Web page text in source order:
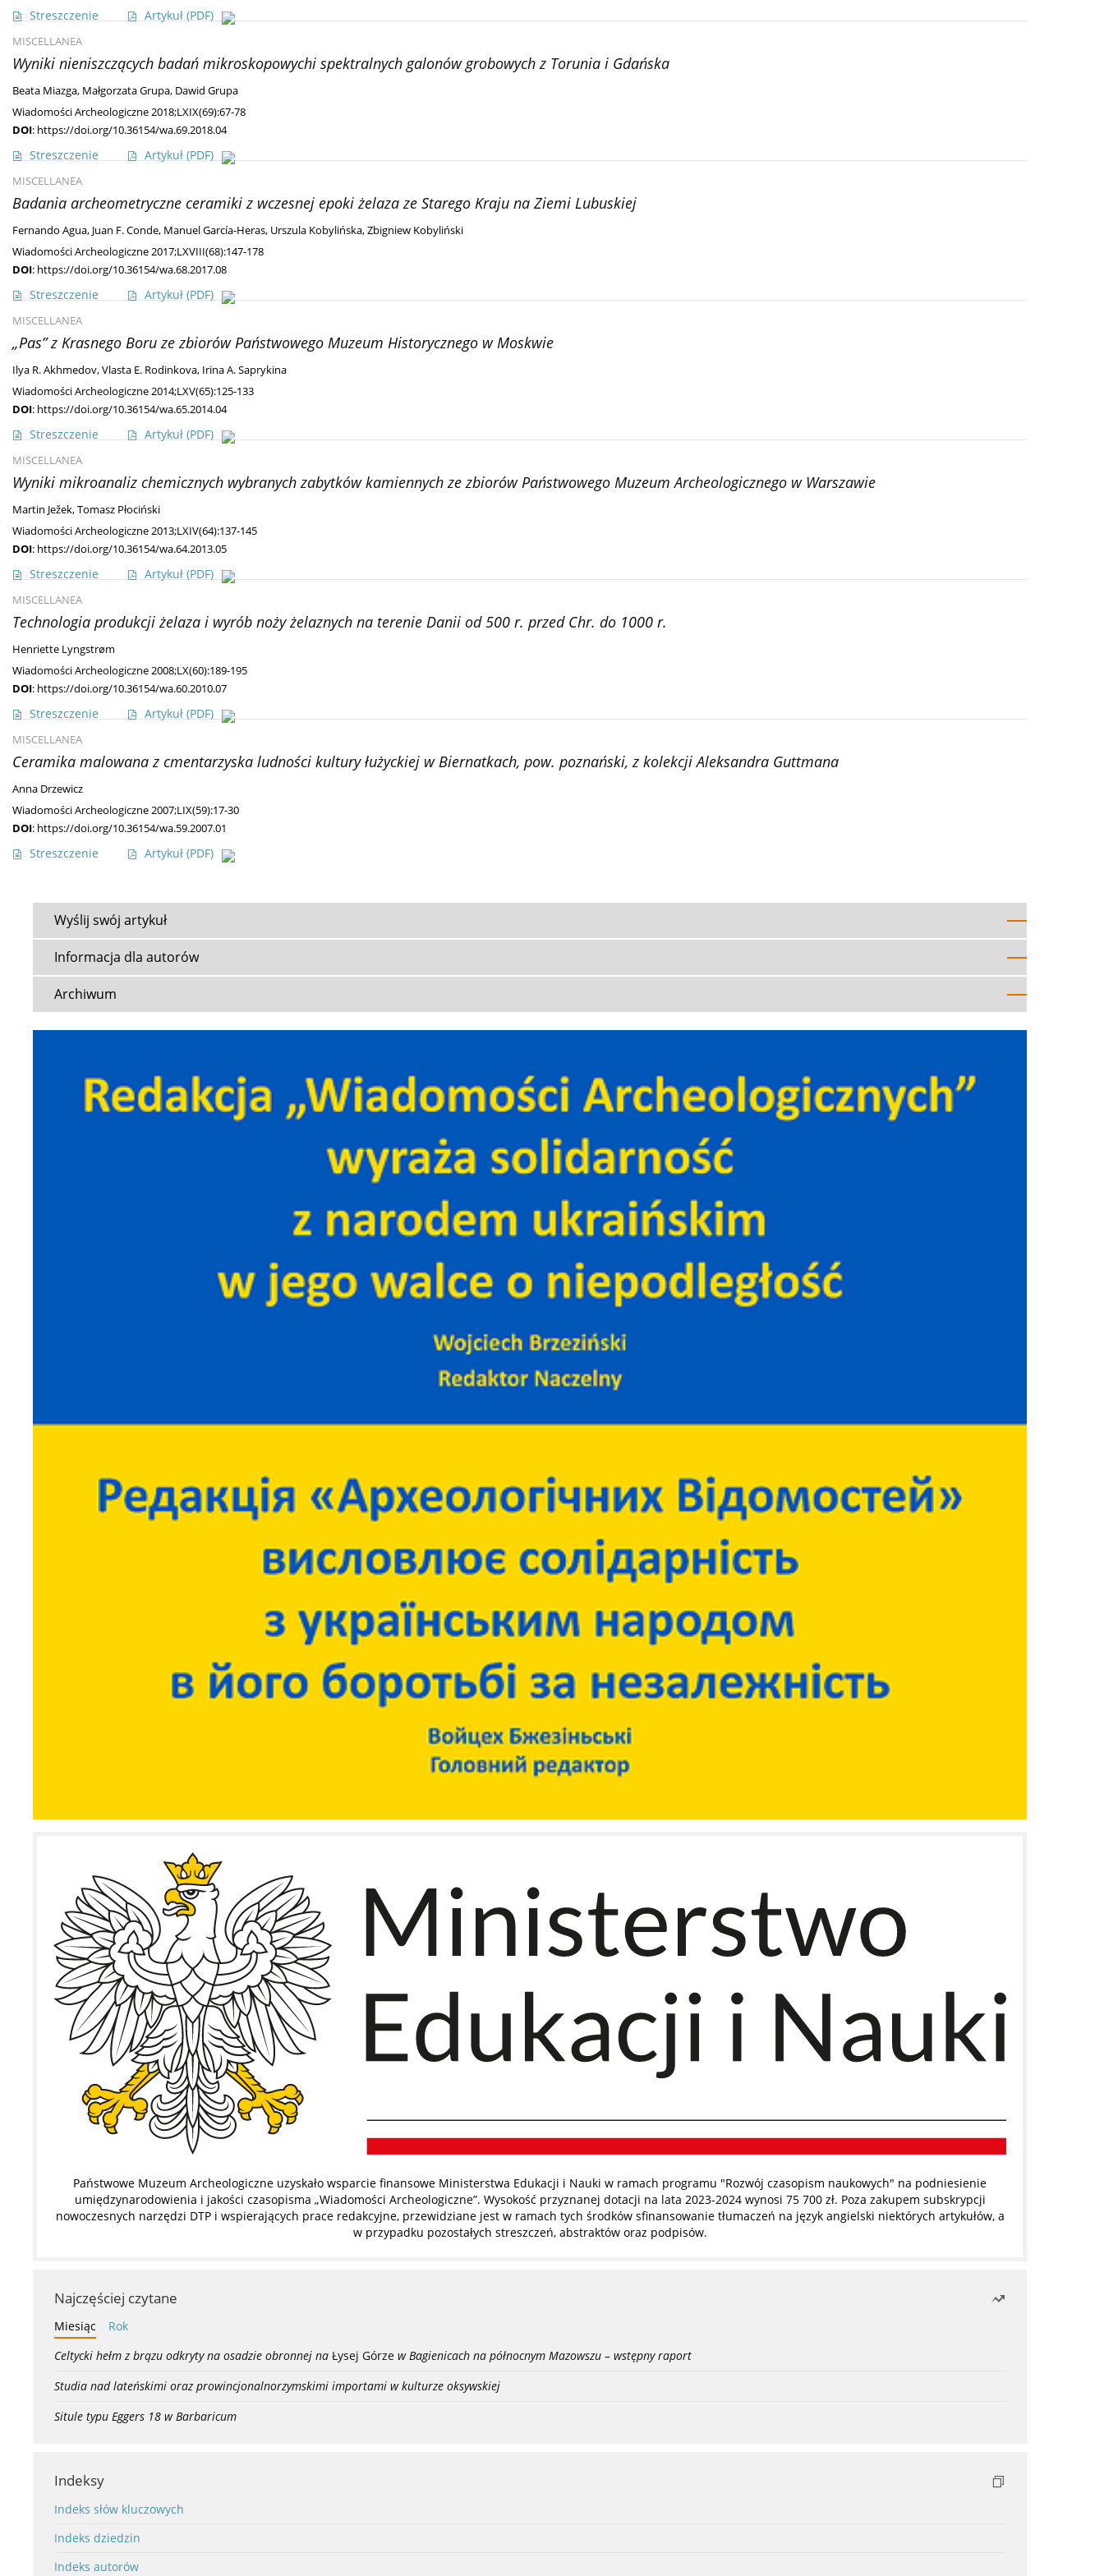
Streszczenie Artykuł (PDF)
MISCELLANEA
Wyniki nieniszczących badań mikroskopowychi spektralnych galonów grobowych z Torunia i Gdańska
Beata Miazga, Małgorzata Grupa, Dawid Grupa
Wiadomości Archeologiczne 2018;LXIX(69):67-78
DOI: https://doi.org/10.36154/wa.69.2018.04
Streszczenie Artykuł (PDF)
MISCELLANEA
Badania archeometryczne ceramiki z wczesnej epoki żelaza ze Starego Kraju na Ziemi Lubuskiej
Fernando Agua, Juan F. Conde, Manuel García-Heras, Urszula Kobylińska,Zbigniew Kobyliński
Wiadomości Archeologiczne 2017;LXVIII(68):147-178
DOI: https://doi.org/10.36154/wa.68.2017.08
Streszczenie Artykuł (PDF)
MISCELLANEA
„Pas” z Krasnego Boru ze zbiorów Państwowego Muzeum Historycznego w Moskwie
Ilya R. Akhmedov,Vlasta E. Rodinkova, Irina A. Saprykina
Wiadomości Archeologiczne 2014;LXV(65):125-133
DOI: https://doi.org/10.36154/wa.65.2014.04
Streszczenie Artykuł (PDF)
MISCELLANEA
Wyniki mikroanaliz chemicznych wybranych zabytków kamiennych ze zbiorów Państwowego Muzeum Archeologicznego w Warszawie
Martin Ježek,Tomasz Płociński
Wiadomości Archeologiczne 2013;LXIV(64):137-145
DOI: https://doi.org/10.36154/wa.64.2013.05
Streszczenie Artykuł (PDF)
MISCELLANEA
Technologia produkcji żelaza i wyrób noży żelaznych na terenie Danii od 500 r. przed Chr. do 1000 r.
Henriette Lyngstrøm
Wiadomości Archeologiczne 2008;LX(60):189-195
DOI: https://doi.org/10.36154/wa.60.2010.07
Streszczenie Artykuł (PDF)
MISCELLANEA
Ceramika malowana z cmentarzyska ludności kultury łużyckiej w Biernatkach, pow. poznański, z kolekcji Aleksandra Guttmana
Anna Drzewicz
Wiadomości Archeologiczne 2007;LIX(59):17-30
DOI: https://doi.org/10.36154/wa.59.2007.01
Streszczenie Artykuł (PDF)
Wyślij swój artykuł
Informacja dla autorów
Archiwum
Państwowe Muzeum Archeologiczne uzyskało wsparcie finansowe Ministerstwa Edukacji i Nauki w ramach programu "Rozwój czasopism naukowych" na podniesienie
umiędzynarodowienia i jakości czasopisma „Wiadomości Archeologiczne”. Wysokość przyznanej dotacji na lata 2023-2024 wynosi 75 700 zł. Poza zakupem subskrypcji
nowoczesnych narzędzi DTP i wspierających prace redakcyjne, przewidziane jest w ramach tych środków sfinansowanie tłumaczeń na język angielski niektórych artykułów, a
w przypadku pozostałych streszczeń, abstraktów oraz podpisów.
Najczęściej czytane
Miesiąc
Rok
Celtycki hełm z brązu odkryty na osadzie obronnej na Łysej Górze w Bagienicach na północnym Mazowszu – wstępny raport
Studia nad lateńskimi oraz prowincjonalnorzymskimi importami w kulturze oksywskiej
Situle typu Eggers 18 w Barbaricum
Indeksy
Indeks słów kluczowych
Indeks dziedzin
Indeks autorów